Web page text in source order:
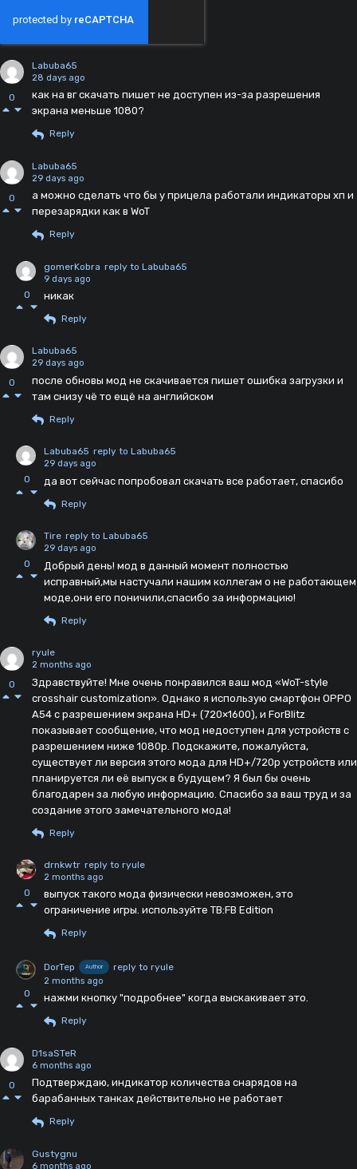
0
Labuba65
28 days ago
как на вг скачать пишет не доступен из-за разрешения
экрана меньше 1080?
Reply
0
Labuba65
29 days ago
а можно сделать что бы у прицела работали индикаторы хп и
перезарядки как в WoT
Reply
0
gomerKobra reply to Labuba65
9 days ago
никак
Reply
0
Labuba65
29 days ago
после обновы мод не скачивается пишет ошибка загрузки и
там снизу чё то ещё на английском
Reply
0
Labuba65 reply to Labuba65
29 days ago
да вот сейчас попробовал скачать все работает, спасибо
Reply
0
Tire reply to Labuba65
29 days ago
Добрый день! мод в данный момент полностью
исправный,мы настучали нашим коллегам о не работающем
моде,они его поничили,спасибо за информацию!
Reply
0
ryule
2 months ago
Здравствуйте! Мне очень понравился ваш мод «WoT-style
crosshair customization». Однако я использую смартфон OPPO
A54 с разрешением экрана HD+ (720×1600), и ForBlitz
показывает сообщение, что мод недоступен для устройств с
разрешением ниже 1080p. Подскажите, пожалуйста,
существует ли версия этого мода для HD+/720p устройств или
планируется ли её выпуск в будущем? Я был бы очень
благодарен за любую информацию. Спасибо за ваш труд и за
создание этого замечательного мода!
Reply
0
drnkwtr reply to ryule
2 months ago
выпуск такого мода физически невозможен, это
ограничение игры. используйте TB:FB Edition
Reply
0
DorTep Author reply to ryule
2 months ago
нажми кнопку "подробнее" когда выскакивает это.
Reply
0
D1saSTeR
6 months ago
Подтверждаю, индикатор количества снарядов на
барабанных танках действительно не работает
Reply
Gustygnu
6 months ago